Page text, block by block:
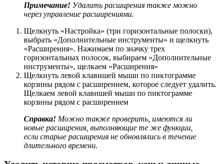
Примечание! Удалить расширения также можно
через управление расширениями.
Щелкнуть «Настройка» (три горизонтальные полоски),
выбрать «Дополнительные инструменты» и щелкнуть
«Расширения». Нажимаем по значку трех
горизонтальных полосок, выбираем «Дополнительные
инструменты», щелкаем «Расширения»
Щелкнуть левой клавишей мыши по пиктограмме
корзины рядом с расширением, которое следует удалить.
Щелкаем левой клавишей мыши по пиктограмме
корзины рядом с расширением
Справка! Можно также проверить, имеются ли
новые расширения, выполняющие те же функции,
если старые расширения не обновлялись в течение
длительного времени.